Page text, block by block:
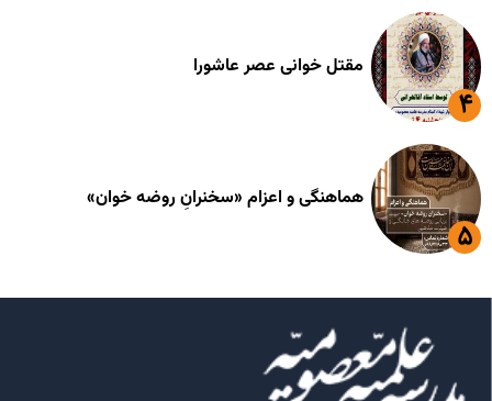
مقتل خوانی عصر عاشورا
هماهنگی و اعزام «سخنرانِ روضه خوان»